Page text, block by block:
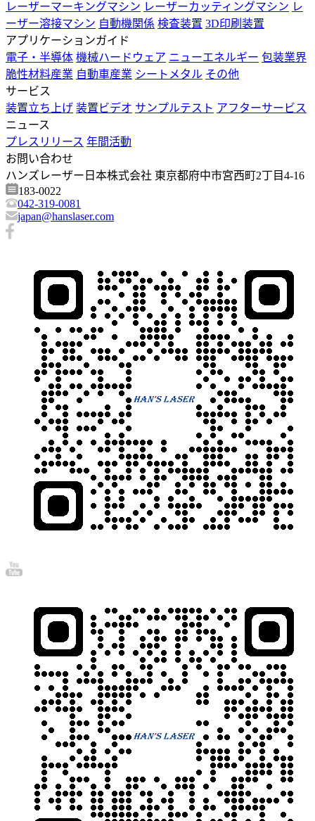
レーザーマーキングマシン レーザーカッティングマシン レ
ーザー溶接マシン 自動機関係 検査装置 3D印刷装置
アプリケーションガイド
電子・半導体 機械ハードウェア ニューエネルギー 包装業界
脆性材料産業 自動車産業 シートメタル その他
サービス
装置立ち上げ 装置ビデオ サンプルテスト アフターサービス
ニュース
プレスリリース 年間活動
お問い合わせ
ハンズレーザー日本株式会社 東京都府中市宮西町2丁目4-16
183-0022
042-319-0081
japan@hanslaser.com